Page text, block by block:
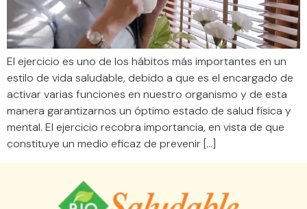
El ejercicio es uno de los hábitos más importantes en un
estilo de vida saludable, debido a que es el encargado de
activar varias funciones en nuestro organismo y de esta
manera garantizarnos un óptimo estado de salud física y
mental. El ejercicio recobra importancia, en vista de que
constituye un medio eficaz de prevenir […]